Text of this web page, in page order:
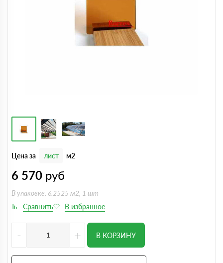
Цена за лист м2
6 570 руб
В упаковке: 6.2525 м2, 1 шт
- + В КОРЗИНУ